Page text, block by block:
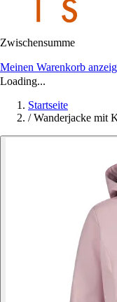
Zwischensumme
Meinen Warenkorb
Loading...
Startseite
/ Wanderjacke mit